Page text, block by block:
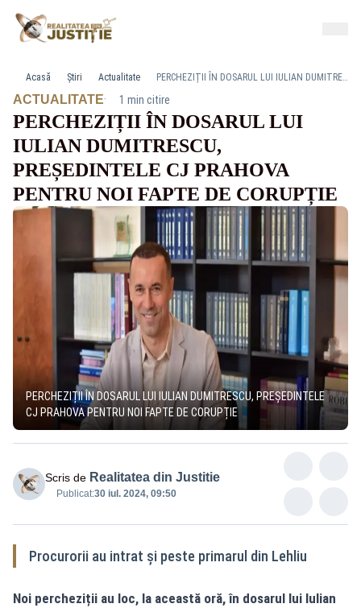
Acasă Știri Actualitate PERCHEZIȚII ÎN DOSARUL LUI IULIAN DUMITRESCU, PREȘEDINTELE CJ PRAHOVA PENTRU NOI FAPTE DE CORUPȚIE
ACTUALITATE· 1 min citire
PERCHEZIȚII ÎN DOSARUL LUI
IULIAN DUMITRESCU,
PREȘEDINTELE CJ PRAHOVA
PENTRU NOI FAPTE DE CORUPȚIE
PERCHEZIȚII ÎN DOSARUL LUI IULIAN DUMITRESCU, PREȘEDINTELE
CJ PRAHOVA PENTRU NOI FAPTE DE CORUPȚIE
Scris de Realitatea din Justitie
Publicat:30 iul. 2024, 09:50
Procurorii au intrat și peste primarul din Lehliu
Noi percheziții au loc, la această oră, în dosarul lui Iulian